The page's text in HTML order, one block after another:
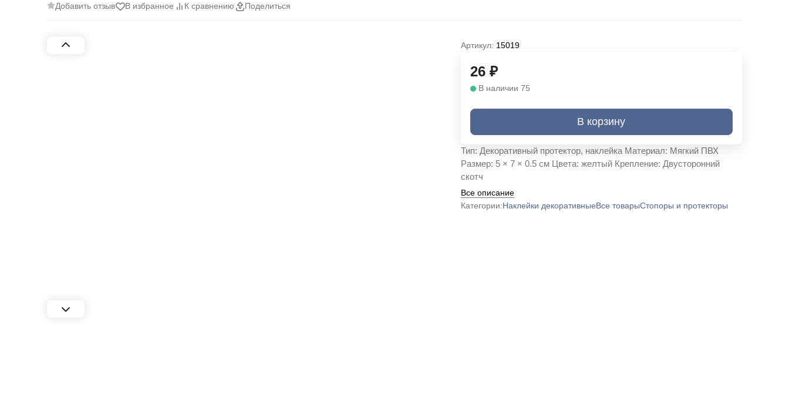
Добавить отзыв В избранное К сравнению Поделиться
Артикул: 15019
26 ₽
В наличии 75
В корзину
Тип: Декоративный протектор, наклейка Материал: Мягкий ПВХ
Размер: 5 × 7 × 0.5 см Цвета: желтый Крепление: Двусторонний
скотч
Все описание
Категории:Наклейки декоративныеВсе товарыСтопоры и протекторы